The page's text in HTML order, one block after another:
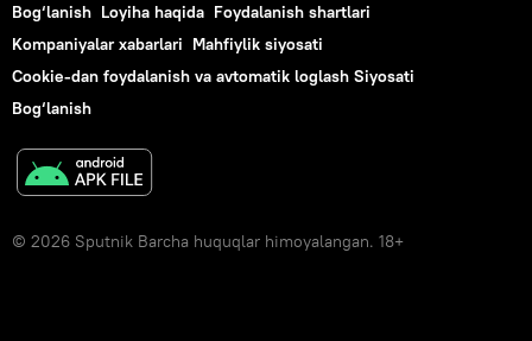
Bog‘lanish Loyiha haqida Foydalanish shartlari
Kompaniyalar xabarlari Mahfiylik siyosati
Cookie-dan foydalanish va avtomatik loglash Siyosati
Bog‘lanish
© 2026 Sputnik Barcha huquqlar himoyalangan. 18+